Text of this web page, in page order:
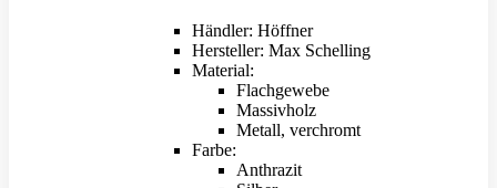
Händler: Höffner
Hersteller: Max Schelling
Material:
Flachgewebe
Massivholz
Metall, verchromt
Farbe:
Anthrazit